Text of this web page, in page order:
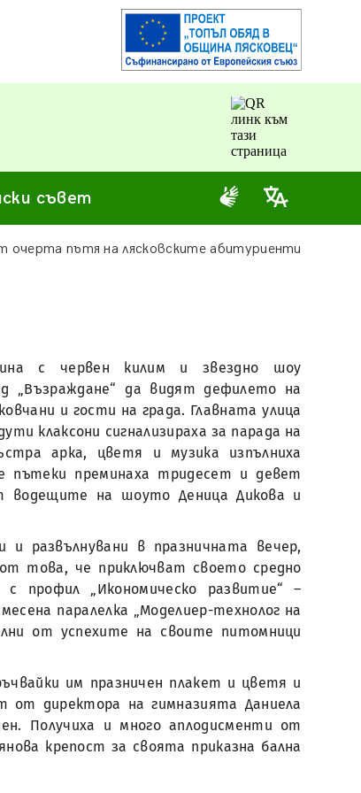
съвет
очерта пътя на лясковските абитуриенти
с червен килим и звездно шоу
„Възраждане“ да видят дефилето на
и гости на града. Главната улица
клаксони сигнализираха за парада на
арка, цветя и музика изпълниха
пътеки преминаха тридесет и девет
водещите на шоуто Деница Дикова и
развълнувани в празничната вечер,
това, че приключват своето средно
профил „Икономическо развитие“ –
паралелка „Моделиер-технолог на
от успехите на своите питомници
им празничен плакет и цветя и
от директора на гимназията Даниела
Получиха и много аплодисменти от
крепост за своята приказна бална